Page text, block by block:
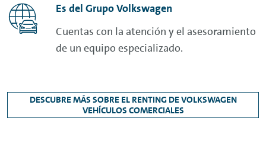
Es del Grupo Volkswagen
Cuentas con la atención y el asesoramiento
de un equipo especializado.
DESCUBRE MÁS SOBRE EL RENTING DE VOLKSWAGEN
VEHÍCULOS COMERCIALES